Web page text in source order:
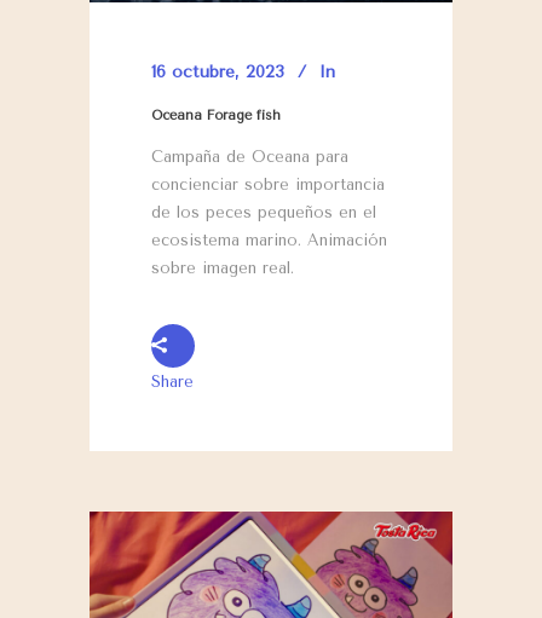
16 octubre, 2023 In
Oceana Forage fish
Campaña de Oceana para
concienciar sobre importancia
de los peces pequeños en el
ecosistema marino. Animación
sobre imagen real.
Share